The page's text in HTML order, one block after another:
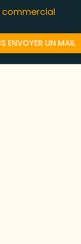
commercial
ENVOYER UN MAIL